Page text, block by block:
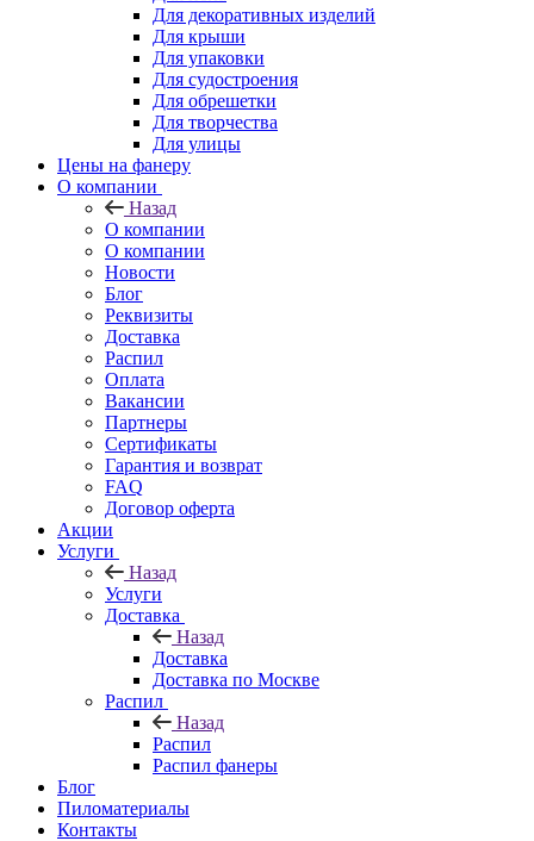
Для декоративных изделий
Для крыши
Для упаковки
Для судостроения
Для обрешетки
Для творчества
Для улицы
Цены на фанеру
О компании
Назад
О компании
О компании
Новости
Блог
Реквизиты
Доставка
Распил
Оплата
Вакансии
Партнеры
Сертификаты
Гарантия и возврат
FAQ
Договор оферта
Акции
Услуги
Назад
Услуги
Доставка
Назад
Доставка
Доставка по Москве
Распил
Назад
Распил
Распил фанеры
Блог
Пиломатериалы
Контакты